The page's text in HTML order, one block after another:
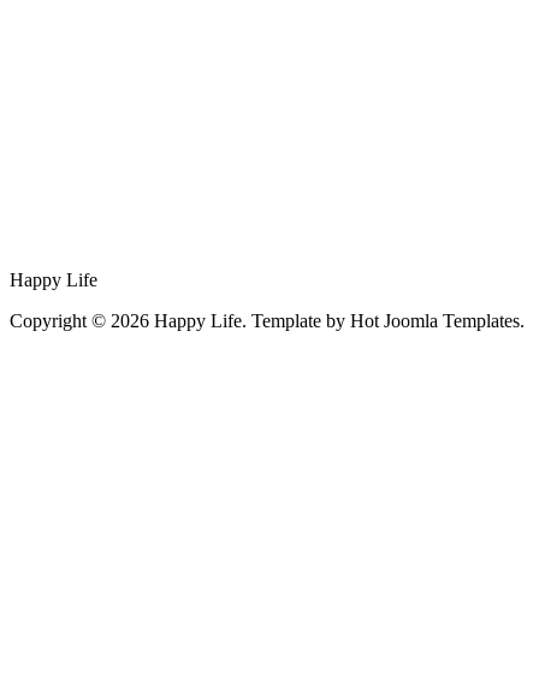
Happy Life
Copyright © 2026 Happy Life. Template by Hot Joomla Templates.